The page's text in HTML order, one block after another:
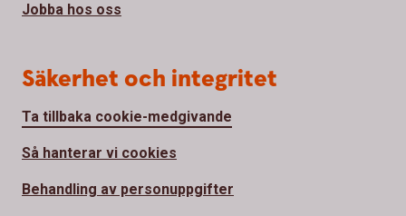
Jobba hos oss
Säkerhet och integritet
Ta tillbaka cookie-medgivande
Så hanterar vi cookies
Behandling av personuppgifter